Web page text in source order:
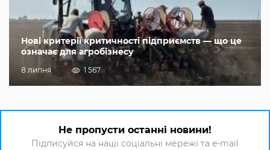
Нові критерії критичності підприємств — що це
означає для агробізнесу
8 липня 1 567
Не пропусти останні новини!
Підписуйся на наші соціальні мережі та e-mail